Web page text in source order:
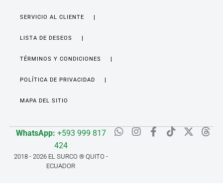
SERVICIO AL CLIENTE
LISTA DE DESEOS
TÉRMINOS Y CONDICIONES
POLÍTICA DE PRIVACIDAD
MAPA DEL SITIO
WhatsApp: +593 999 817
424
2018 - 2026 EL SURCO ® QUITO -
ECUADOR